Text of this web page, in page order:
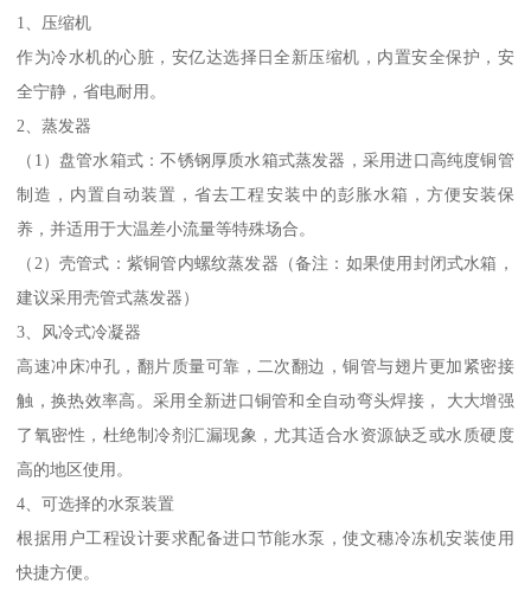
1、压缩机
作为冷水机的心脏，安亿达选择日全新压缩机，内置安全保护，安
全宁静，省电耐用。
2、蒸发器
（1）盘管水箱式：不锈钢厚质水箱式蒸发器，采用进口高纯度铜管
制造，内置自动装置，省去工程安装中的彭胀水箱，方便安装保
养，并适用于大温差小流量等特殊场合。
（2）壳管式：紫铜管内螺纹蒸发器（备注：如果使用封闭式水箱，
建议采用壳管式蒸发器）
3、风冷式冷凝器
高速冲床冲孔，翻片质量可靠，二次翻边，铜管与翅片更加紧密接
触，换热效率高。采用全新进口铜管和全自动弯头焊接， 大大增强
了氧密性，杜绝制冷剂汇漏现象，尤其适合水资源缺乏或水质硬度
高的地区使用。
4、可选择的水泵装置
根据用户工程设计要求配备进口节能水泵，使文穗冷冻机安装使用
快捷方便。